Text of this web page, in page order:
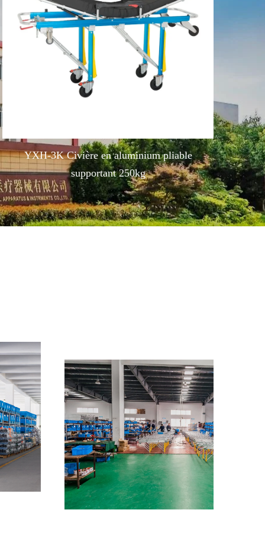
YXH-3K Civière en aluminium pliable
supportant 250kg